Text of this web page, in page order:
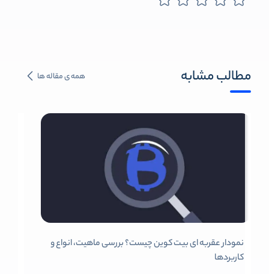
مطالب مشابه همه ی مقاله ها
نمودار عقربه ای بیت کوین چیست؟ بررسی ماهیت، انواع و
کاربردها